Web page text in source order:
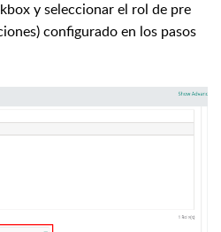
y seleccionar el rol de pre
configurado en los pasos